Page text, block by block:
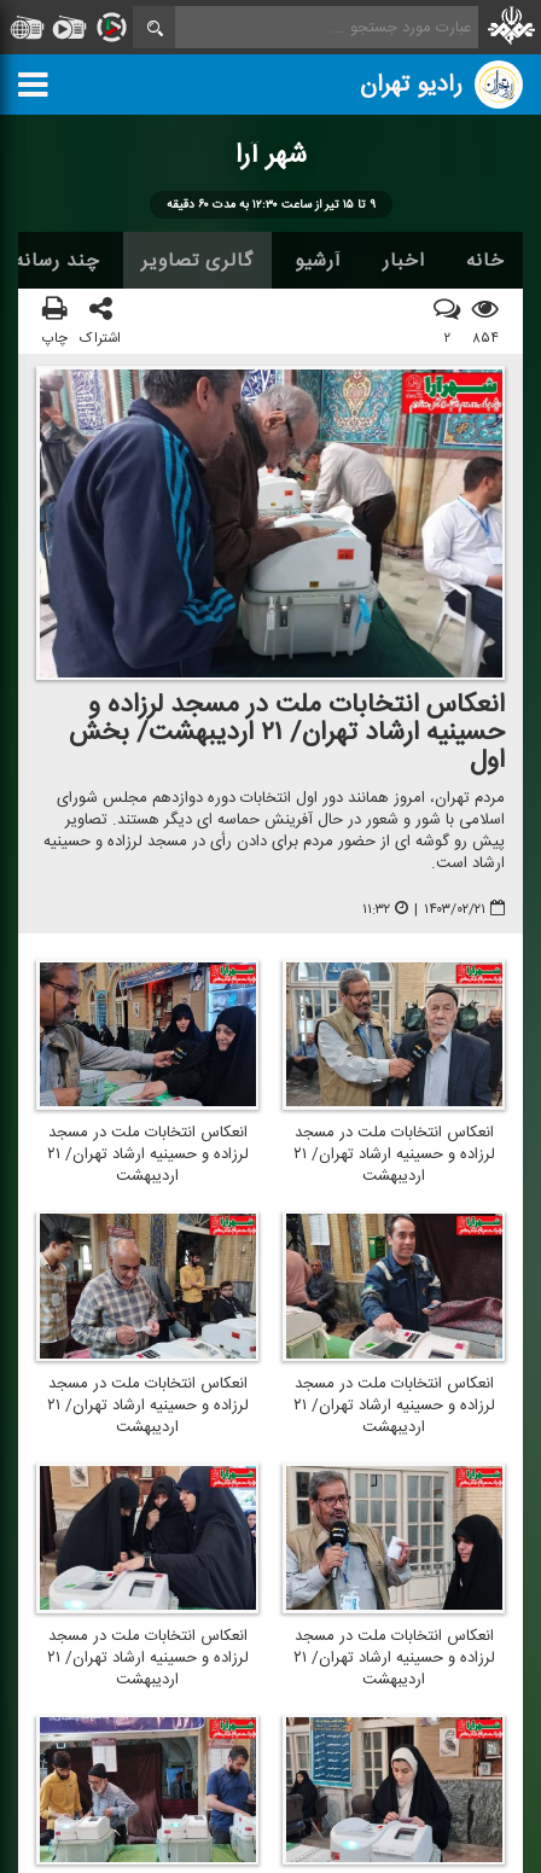
رادیو تهران
شهر آرا
۹ تا ۱۵ تیر از ساعت ۱۲:۳۰ به مدت ۶۰ دقیقه
خانه اخبار آرشیو گالری تصاویر چند رسانه
۸۵۴ ۲ اشتراک چاپ
انعكاس انتخابات ملت در مسجد لرزاده و
حسینیه ارشاد تهران/ ۲۱ اردیبهشت/ بخش
اول
مردم تهران، امروز همانند دور اول انتخابات دوره دوازدهم مجلس شورای
اسلامی با شور و شعور در حال آفرینش حماسه ای دیگر هستند. تصاویر
پیش رو گوشه ای از حضور مردم برای دادن رأی در مسجد لرزاده و حسینیه
ارشاد است.
۱۴۰۳/۰۲/۲۱ | ۱۱:۳۲
انعكاس انتخابات ملت در مسجد
لرزاده و حسینیه ارشاد تهران/ ۲۱
اردیبهشت
انعكاس انتخابات ملت در مسجد
لرزاده و حسینیه ارشاد تهران/ ۲۱
اردیبهشت
انعكاس انتخابات ملت در مسجد
لرزاده و حسینیه ارشاد تهران/ ۲۱
اردیبهشت
انعكاس انتخابات ملت در مسجد
لرزاده و حسینیه ارشاد تهران/ ۲۱
اردیبهشت
انعكاس انتخابات ملت در مسجد
لرزاده و حسینیه ارشاد تهران/ ۲۱
اردیبهشت
انعكاس انتخابات ملت در مسجد
لرزاده و حسینیه ارشاد تهران/ ۲۱
اردیبهشت